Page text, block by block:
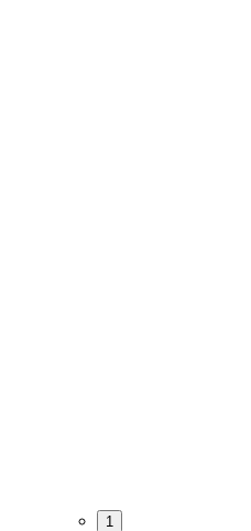
1